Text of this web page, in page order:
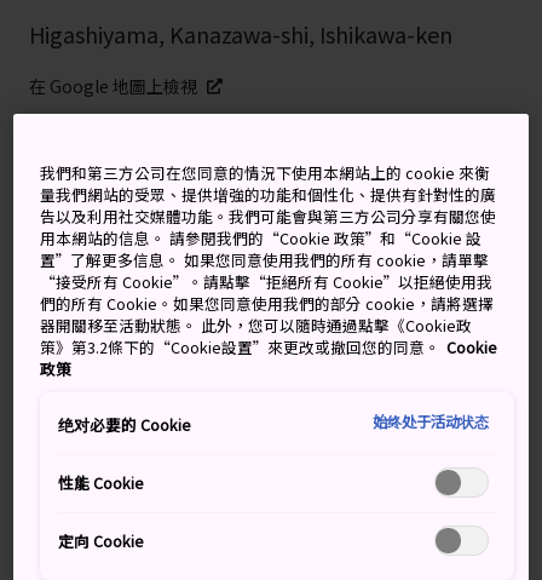
Higashiyama, Kanazawa-shi, Ishikawa-ken
在 Google 地圖上檢視
關鍵字 地圖
金澤茶屋老街，藝妓集中地
東茶屋街位於毗鄰淺野川的金澤市東山地區。這裡與同西
中以東茶屋老街的範圍最大。時至今日，遊客依然可以在
我們和第三方公司在您同意的情況下使用本網站上的 cookie 來衡
量我們網站的受眾、提供增強的功能和個性化、提供有針對性的廣
告以及利用社交媒體功能。我們可能會與第三方公司分享有關您使
用本網站的信息。 請參閱我們的“Cookie 政策”和“Cookie 設
置”了解更多信息。 如果您同意使用我們的所有 cookie，請單擊
“接受所有 Cookie”。請點擊“拒絕所有 Cookie”以拒絕使用我
們的所有 Cookie。如果您同意使用我們的部分 cookie，請將選擇
器開關移至活動狀態。 此外，您可以隨時通過點擊《Cookie政
策》第3.2條下的“Cookie設置”來更改或撤回您的同意。 Cookie
政策
绝对必要的 Cookie 始终处于活动状态
性能 Cookie
定向 Cookie